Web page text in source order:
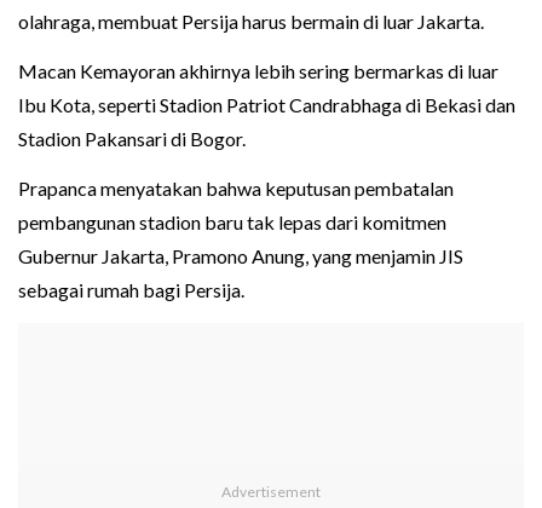
olahraga, membuat Persija harus bermain di luar Jakarta.
Macan Kemayoran akhirnya lebih sering bermarkas di luar
Ibu Kota, seperti Stadion Patriot Candrabhaga di Bekasi dan
Stadion Pakansari di Bogor.
Prapanca menyatakan bahwa keputusan pembatalan
pembangunan stadion baru tak lepas dari komitmen
Gubernur Jakarta, Pramono Anung, yang menjamin JIS
sebagai rumah bagi Persija.